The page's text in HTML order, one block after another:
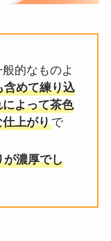
的なものよ
含めて練り込
よって茶色
上がりで
が濃厚でし